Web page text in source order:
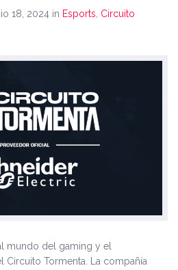
18, 2024 in Esports, Circuito
mundo del gaming y el
Circuito Tormenta. La compañía